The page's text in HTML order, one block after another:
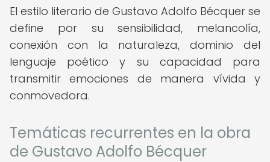
El estilo literario de Gustavo Adolfo Bécquer se
define por su sensibilidad, melancolía,
conexión con la naturaleza, dominio del
lenguaje poético y su capacidad para
transmitir emociones de manera vívida y
conmovedora.
Temáticas recurrentes en la obra
de Gustavo Adolfo Bécquer